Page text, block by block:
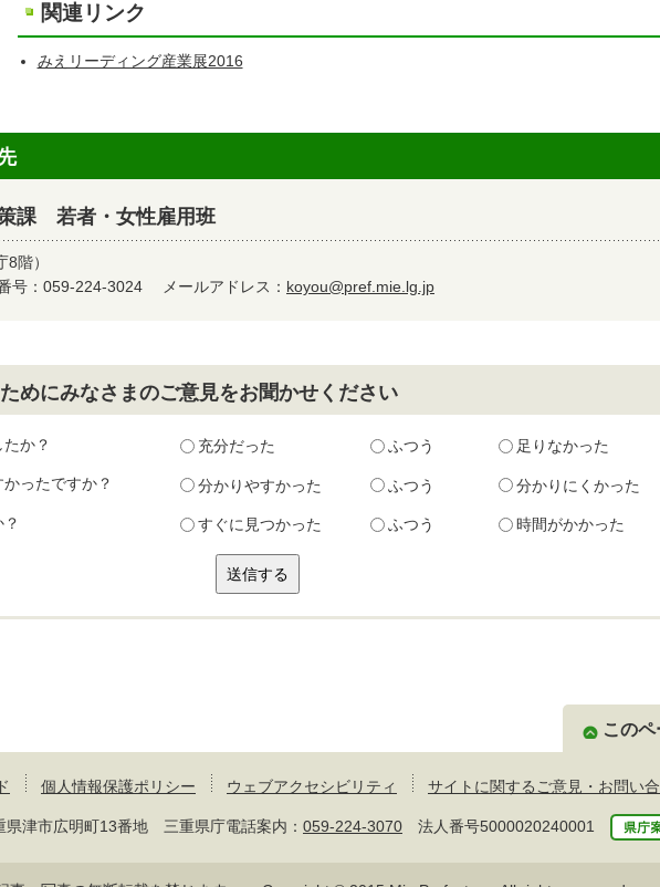
関連リンク
みえリーディング産業展2016
課 若者・女性雇用班
階）
号：059-224-3024 メールアドレス： koyou@pref.mie.lg.jp
めにみなさまのご意見をお聞かせください
か？ 充分だった ふつう 足りなかった
ったですか？ 分かりやすかった ふつう 分かりにくかった
すぐに見つかった ふつう 時間がかかった
この
個人情報保護ポリシー ウェブアクセシビリティ サイトに関するご意見・お問い
津市広明町13番地 三重県庁電話案内： 059-224-3070 法人番号5000020240001